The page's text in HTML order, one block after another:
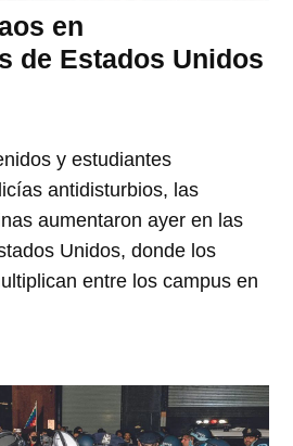
en
de Estados Unidos
y estudiantes
antidisturbios, las
aumentaron ayer en las
Unidos, donde los
entre los campus en